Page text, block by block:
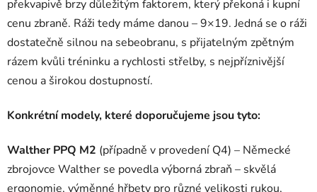
překvapivě brzy důležitým faktorem, který překoná i kupní
cenu zbraně. Ráži tedy máme danou – 9×19. Jedná se o ráži
dostatečně silnou na sebeobranu, s přijatelným zpětným
rázem kvůli tréninku a rychlosti střelby, s nejpříznivější
cenou a širokou dostupností.
Konkrétní modely, které doporučujeme jsou tyto:
Walther PPQ M2 (případně v provedení Q4) – Německé
zbrojovce Walther se povedla výborná zbraň – skvělá
ergonomie, výměnné hřbety pro různé velikosti rukou,